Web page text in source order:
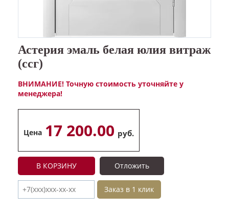
Астерия эмаль белая юлия витраж
(ссг)
ВНИМАНИЕ! Точную стоимость уточняйте у
менеджера!
Цена 17 200.00 руб.
В КОРЗИНУ Отложить
Заказ в 1 клик